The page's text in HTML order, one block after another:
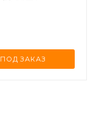
ПОД ЗАКАЗ